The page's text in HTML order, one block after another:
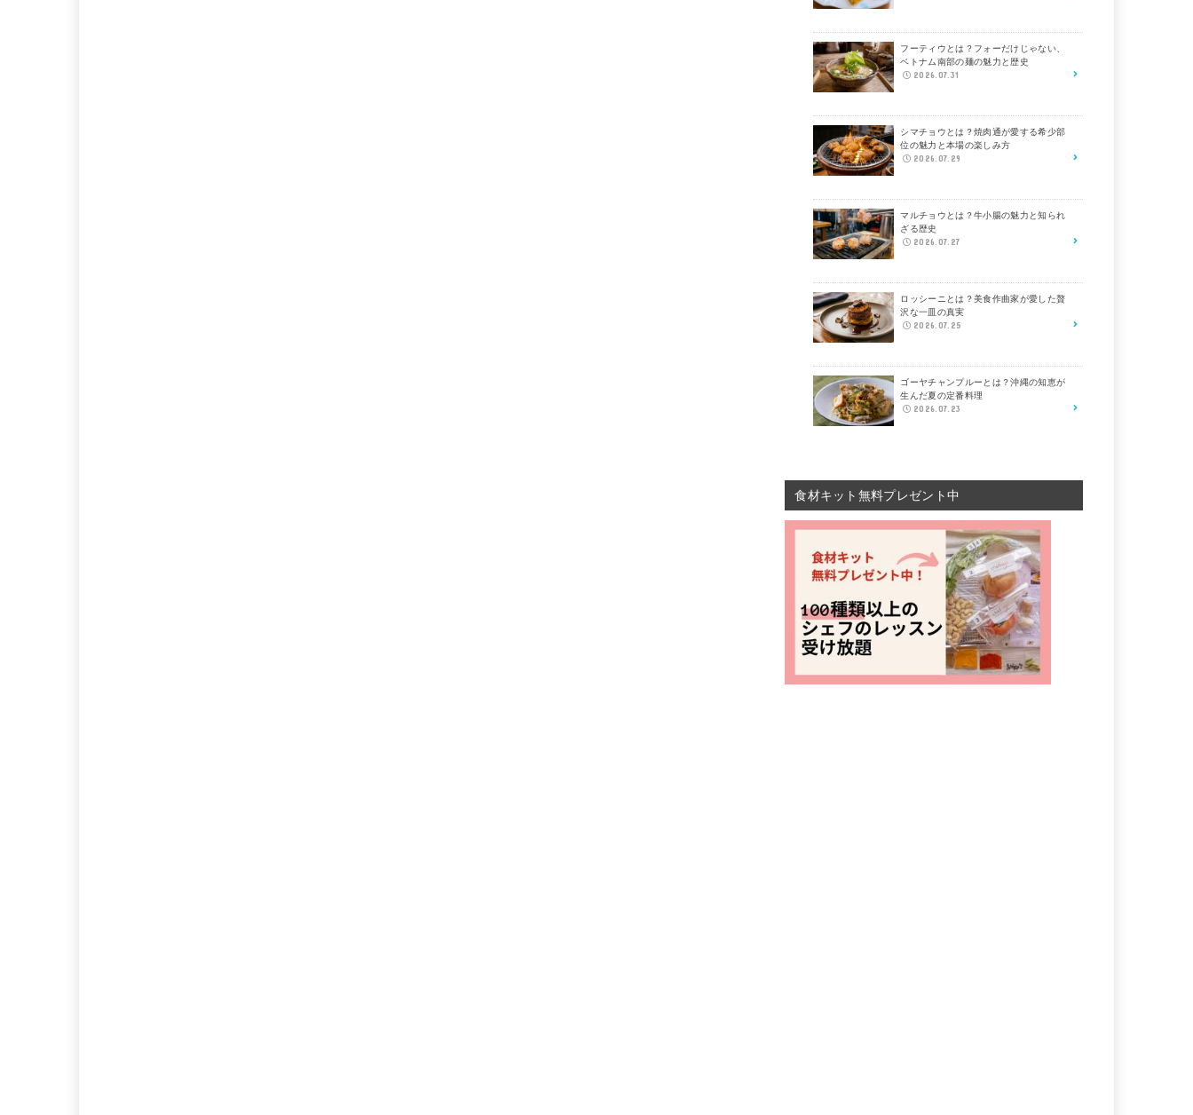
フーティウとは？フォーだけじゃない、
ベトナム南部の麺の魅力と歴史
2026.07.31
シマチョウとは？焼肉通が愛する希少部
位の魅力と本場の楽しみ方
2026.07.29
マルチョウとは？牛小腸の魅力と知られ
ざる歴史
2026.07.27
ロッシーニとは？美食作曲家が愛した贅
沢な一皿の真実
2026.07.25
ゴーヤチャンプルーとは？沖縄の知恵が
生んだ夏の定番料理
2026.07.23
食材キット無料プレゼント中